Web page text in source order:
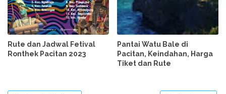
Rute dan Jadwal Fetival
Ronthek Pacitan 2023
Pantai Watu Bale di
Pacitan, Keindahan, Harga
Tiket dan Rute